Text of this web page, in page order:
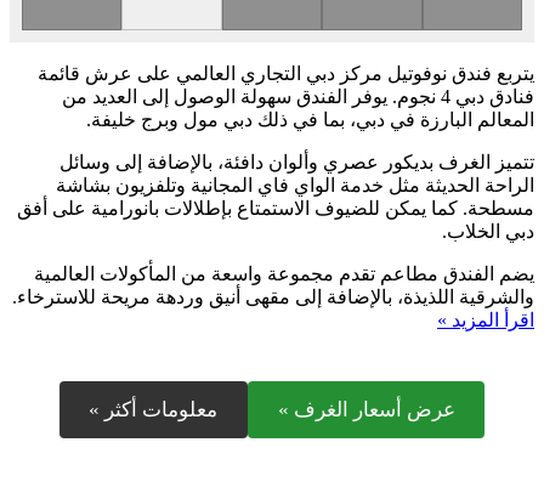
يتربع فندق نوفوتيل مركز دبي التجاري العالمي على عرش قائمة
فنادق دبي 4 نجوم. يوفر الفندق سهولة الوصول إلى العديد من
المعالم البارزة في دبي، بما في ذلك دبي مول وبرج خليفة.
تتميز الغرف بديكور عصري وألوان دافئة، بالإضافة إلى وسائل
الراحة الحديثة مثل خدمة الواي فاي المجانية وتلفزيون بشاشة
مسطحة. كما يمكن للضيوف الاستمتاع بإطلالات بانورامية على أفق
دبي الخلاب.
يضم الفندق مطاعم تقدم مجموعة واسعة من المأكولات العالمية
والشرقية اللذيذة، بالإضافة إلى مقهى أنيق وردهة مريحة للاسترخاء.
اقرأ المزيد »
عرض أسعار الغرف » معلومات أكثر »